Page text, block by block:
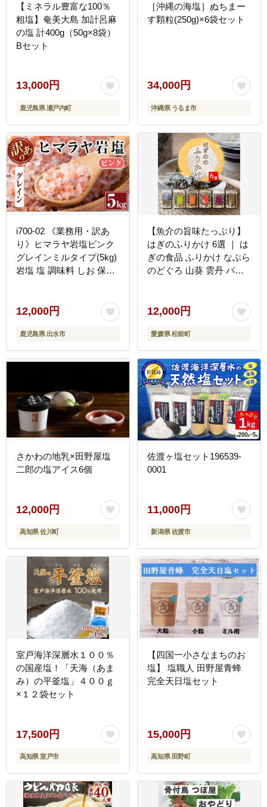
【ミネラル豊富な100％
粗塩】奄美大島 加計呂麻
の塩 計400g（50g×8袋）
Bセット
13,000円
鹿児島県 瀬戸内町
［沖縄の海塩］ぬちまー
す顆粒(250g)×6袋セット
34,000円
沖縄県 うるま市
i700-02 《業務用・訳あ
り》ヒマラヤ岩塩ピンク
グレインミルタイプ(5kg)
岩塩 塩 調味料 しお 保存
料理 バスソルト 入浴 普
【ソルティースマイル】
12,000円
鹿児島県 出水市
【魚介の旨味たっぷり】
はぎのふりかけ 6選 ｜ は
ぎの食品 ふりかけ なぶら
のどぐろ 山葵 雲丹 バタ
のお供 愛媛県 松前町
12,000円
愛媛県 松前町
さかわの地乳×田野屋塩
二郎の塩アイス6個
12,000円
高知県 佐川町
佐渡ヶ塩セット196539-
0001
11,000円
新潟県 佐渡市
室戸海洋深層水１００％
の国産塩！「天海（あま
み）の平釜塩」４００ｇ
×１２袋セット
17,500円
高知県 室戸市
【四国一小さなまちのお
塩】 塩職人 田野屋青蜂
完全天日塩セット
15,000円
高知県 田野町